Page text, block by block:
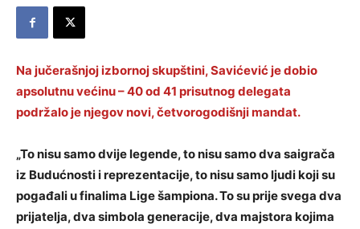
Na jučerašnjoj izbornoj skupštini, Savićević je dobio
apsolutnu većinu – 40 od 41 prisutnog delegata
podržalo je njegov novi, četvorogodišnji mandat.
„To nisu samo dvije legende, to nisu samo dva saigrača
iz Budućnosti i reprezentacije, to nisu samo ljudi koji su
pogađali u finalima Lige šampiona. To su prije svega dva
prijatelja, dva simbola generacije, dva majstora kojima